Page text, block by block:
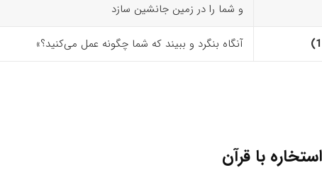
و شما را در زمین جانشین سازد
آنگاه بنگرد و ببیند که شما چگونه عمل می‌کنید؟»
با قرآن